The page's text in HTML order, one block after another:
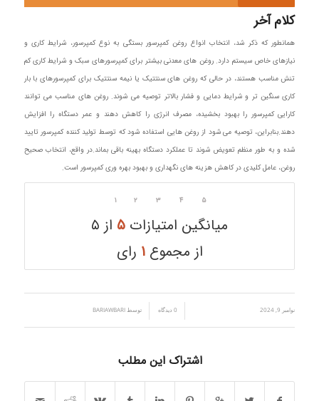
کلام آخر
همانطور که ذکر شد، انتخاب انواع روغن کمپرسور بستگی به نوع کمپرسور، شرایط کاری و
نیازهای خاص سیستم دارد. روغن‌ های معدنی بیشتر برای کمپرسورهای سبک و شرایط کاری کم‌
تنش مناسب هستند، در حالی که روغن‌ های سنتتیک یا نیمه‌ سنتتیک برای کمپرسورهای با بار
کاری سنگین‌ تر و شرایط دمایی و فشار بالاتر توصیه می‌ شوند. روغن‌ های مناسب می‌ توانند
کارایی کمپرسور را بهبود بخشیده، مصرف انرژی را کاهش دهند و عمر دستگاه را افزایش
دهند.بنابراین، توصیه می‌ شود از روغن‌ هایی استفاده شود که توسط تولید کننده کمپرسور تایید
شده و به طور منظم تعویض شوند تا عملکرد دستگاه بهینه باقی بماند.در واقع، انتخاب صحیح
روغن، عامل کلیدی در کاهش هزینه‌ های نگهداری و بهبود بهره‌ وری کمپرسور است.
۱ ۲ ۳ ۴ ۵
میانگین امتیازات ۵ از ۵
از مجموع۱ رای
نوامبر 9, 2024 0 دیدگاه توسطBARIAWBARI
اشتراک این مطلب